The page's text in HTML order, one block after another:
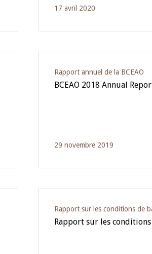
17 avril 2020
Rapport annuel de la BCEAO
BCEAO 2018 Annual
29 novembre 2019
Rapport sur les conditions de
Rapport sur les conditions